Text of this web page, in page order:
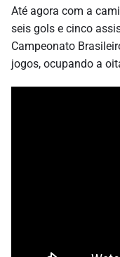
Até agora com a
seis gols e cinco
Campeonato
jogos, ocupando a